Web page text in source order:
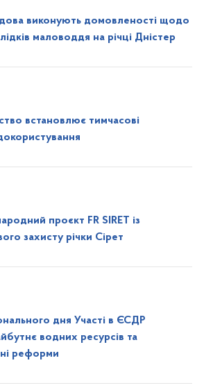
виконують домовленості щодо
маловоддя на річці Дністер
встановлює тимчасові
проєкт FR SIRET із
захисту річки Сірет
дня Участі в ЄСДР
водних ресурсів та
реформи